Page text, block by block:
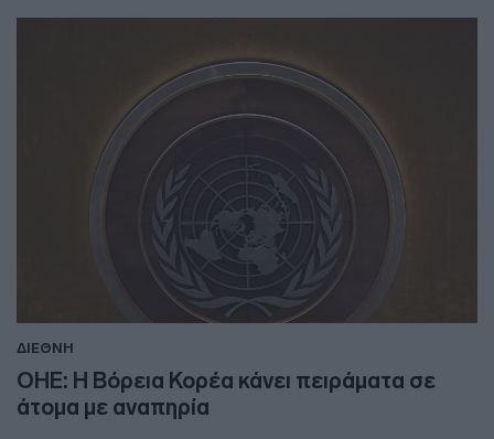
ΔΙΕΘΝΗ
ΟΗΕ: Η Βόρεια Κορέα κάνει πειράματα σε
άτομα με αναπηρία